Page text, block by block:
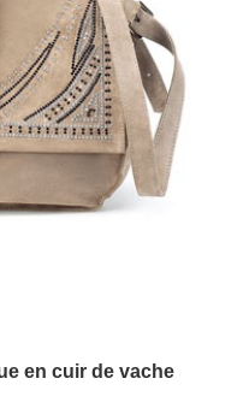
en cuir de vache